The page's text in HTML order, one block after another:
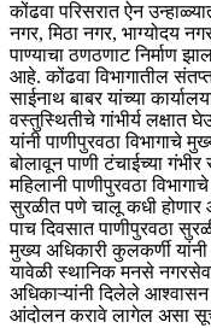
कोंढवा परिसरात ऐन
नगर, मिठा नगर, भाग्योदय
पाण्याचा ठणठणाट निर्माण
आहे. कोंढवा विभागातील
साईनाथ बाबर यांच्या
वस्तुस्थितीचे गांभीर्य
यांनी पाणीपुरवठा विभागाचे
बोलावून पाणी टंचाईच्या
महिलानी पाणीपुरवठा
सुरळीत पणे चालू कधी होणार
पाच दिवसात पाणीपुरवठा
मुख्य अधिकारी कुलकर्णी यांनी
यावेळी स्थानिक मनसे
अधिकाऱ्यांनी दिलेले
आंदोलन करावे लागेल असा